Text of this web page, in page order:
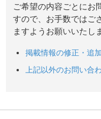
ご希望の内容ごとにお
すので、お手数ではご
ますようお願いいたし
掲載情報の修正・追
上記以外のお問い合